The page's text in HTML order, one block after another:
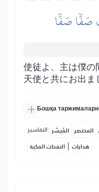
صَفّٗا صَفّٗا
使徒よ、主は僕の
天使と共にお出ま
Бошқа
التفاسير: المُيسَّر المختصر
النفحات المكية | هدايات